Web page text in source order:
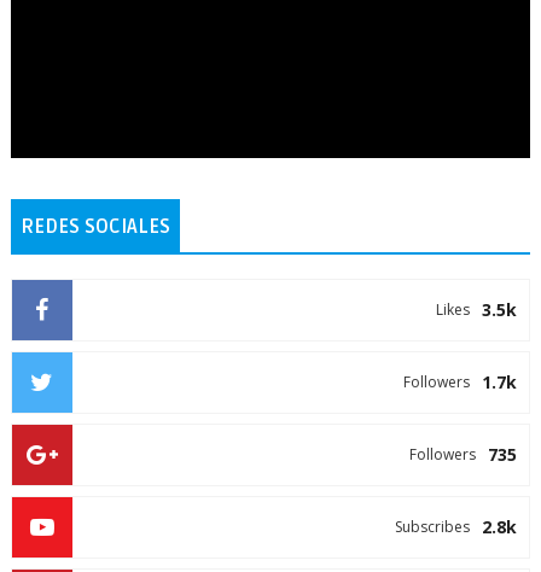
REDES SOCIALES
3.5k
Likes
1.7k
Followers
735
Followers
2.8k
Subscribes